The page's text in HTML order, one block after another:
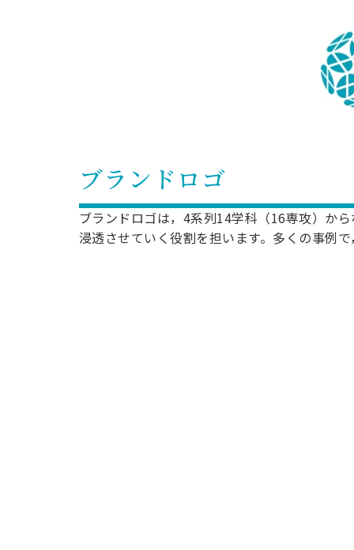
ブランドロゴ
ブランドロゴは，4系列14学科（16専攻）か
浸透させていく役割を担います。多くの事例